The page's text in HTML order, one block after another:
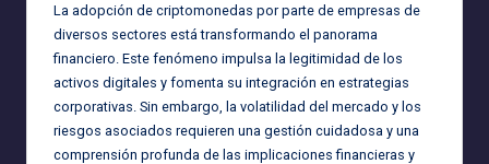
La adopción de criptomonedas por parte de empresas de
diversos sectores está transformando el panorama
financiero. Este fenómeno impulsa la legitimidad de los
activos digitales y fomenta su integración en estrategias
corporativas. Sin embargo, la volatilidad del mercado y los
riesgos asociados requieren una gestión cuidadosa y una
comprensión profunda de las implicaciones financieras y